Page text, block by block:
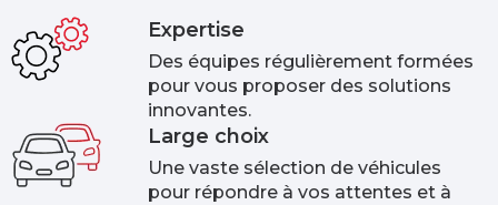
Expertise
Des équipes régulièrement formées
pour vous proposer des solutions
innovantes.
Large choix
Une vaste sélection de véhicules
pour répondre à vos attentes et à